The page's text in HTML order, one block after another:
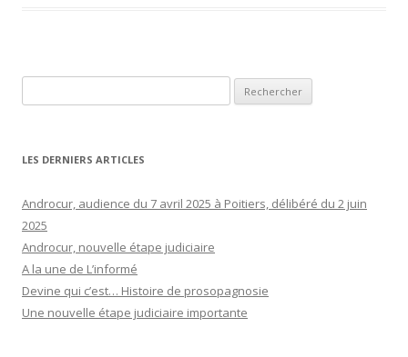
LES DERNIERS ARTICLES
Androcur, audience du 7 avril 2025 à Poitiers, délibéré du 2 juin
2025
Androcur, nouvelle étape judiciaire
A la une de L’informé
Devine qui c’est… Histoire de prosopagnosie
Une nouvelle étape judiciaire importante